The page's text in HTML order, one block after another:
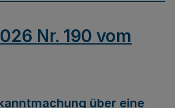
Nr. 190 vom
über eine